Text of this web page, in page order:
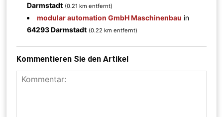
Darmstadt (0.21 km entfernt)
modular automation GmbH Maschinenbau in
64293 Darmstadt (0.22 km entfernt)
Kommentieren Sie den Artikel